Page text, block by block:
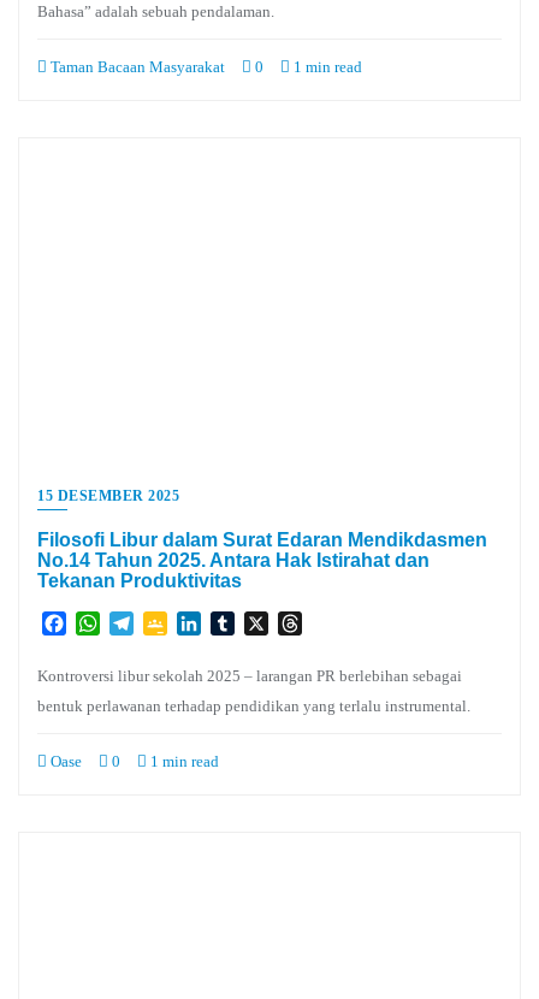
Bahasa” adalah sebuah pendalaman.
Taman Bacaan Masyarakat 0 1 min read
15 DESEMBER 2025
Filosofi Libur dalam Surat Edaran Mendikdasmen
No.14 Tahun 2025. Antara Hak Istirahat dan
Tekanan Produktivitas
FacebookWhatsApp
TelegramGoogleLinkedInTumblr
X
Kontroversi libur sekolah 2025 – larangan PR berlebihan sebagai
bentuk perlawanan terhadap pendidikan yang terlalu instrumental.
Oase 0 1 min read